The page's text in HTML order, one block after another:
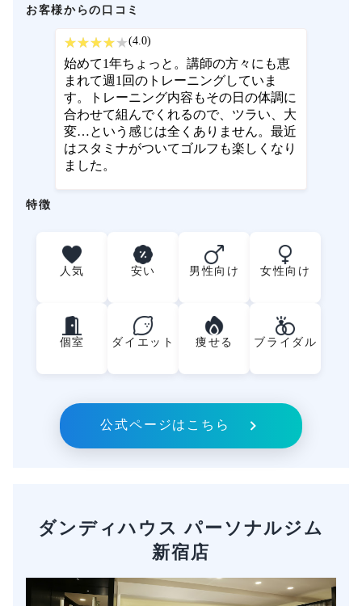
お客様からの口コミ
(4.0)
始めて1年ちょっと。講師の方々にも恵
まれて週1回のトレーニングしていま
す。トレーニング内容もその日の体調に
合わせて組んでくれるので、ツラい、大
変…という感じは全くありません。最近
はスタミナがついてゴルフも楽しくなり
ました。
特徴
人気 安い 男性向け 女性向け
個室 ダイエット 痩せる ブライダル
公式ページはこちら
ダンディハウス パーソナルジム
新宿店